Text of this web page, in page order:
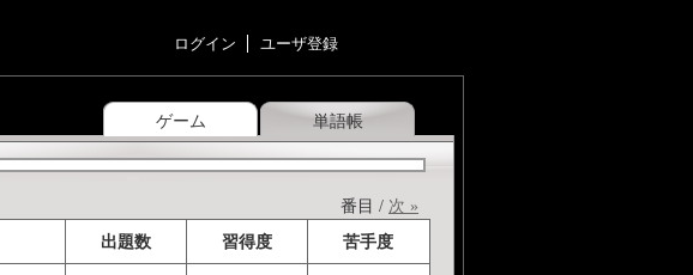
ログイン ユーザ登録
ゲーム 単語帳
番目 / 次 »
出題数 習得度 苦手度